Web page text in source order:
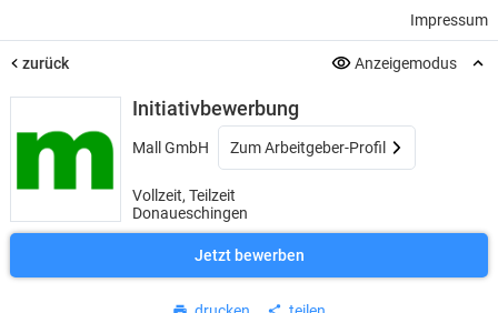
Impressum
zurück Anzeigemodus
Initiativbewerbung
Mall GmbH Zum Arbeitgeber-Profil
Vollzeit, Teilzeit
Donaueschingen
Jetzt bewerben